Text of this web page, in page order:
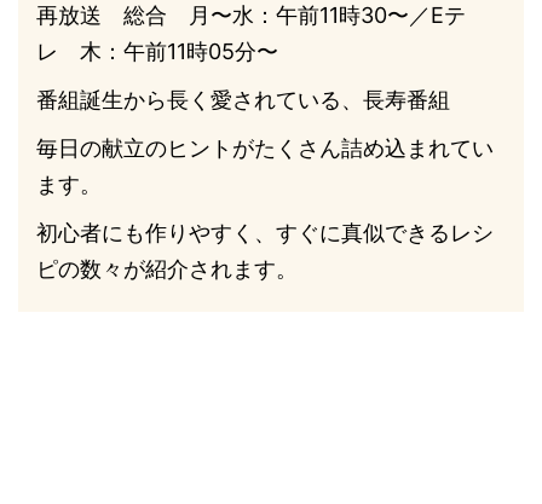
再放送 総合 月〜水：午前11時30〜／Eテ
レ 木：午前11時05分〜
番組誕生から長く愛されている、長寿番組
毎日の献立のヒントがたくさん詰め込まれてい
ます。
初心者にも作りやすく、すぐに真似できるレシ
ピの数々が紹介されます。